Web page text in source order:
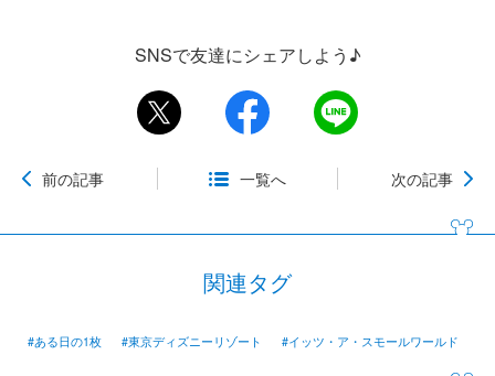
SNSで友達にシェアしよう♪
前の記事 一覧へ 次の記事
関連タグ
#ある日の1枚 #東京ディズニーリゾート #イッツ・ア・スモールワールド